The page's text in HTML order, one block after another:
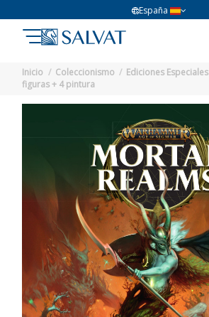
España
Inicio Coleccionismo Ediciones Especiales
figuras + 4 pintura